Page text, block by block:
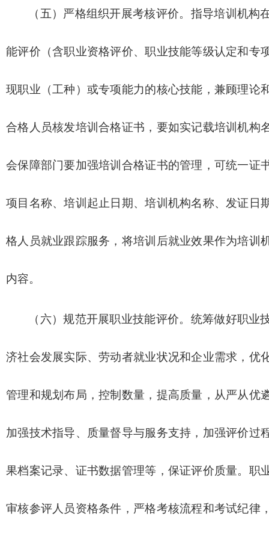
（五）严格组织开展考核评价。指导培训机
能评价（含职业资格评价、职业技能等级认定和专
现职业（工种）或专项能力的核心技能，兼顾理论
合格人员核发培训合格证书，要如实记载培训机构
会保障部门要加强培训合格证书的管理，可统一证
项目名称、培训起止日期、培训机构名称、发证日
格人员就业跟踪服务，将培训后就业效果作为培训
内容。
（六）规范开展职业技能评价。统筹做好职
济社会发展实际、劳动者就业状况和企业需求，优
管理和规划布局，控制数量，提高质量，从严从优
加强技术指导、质量督导与服务支持，加强评价过
果档案记录、证书数据管理等，保证评价质量。职
审核参评人员资格条件，严格考核流程和考试纪律